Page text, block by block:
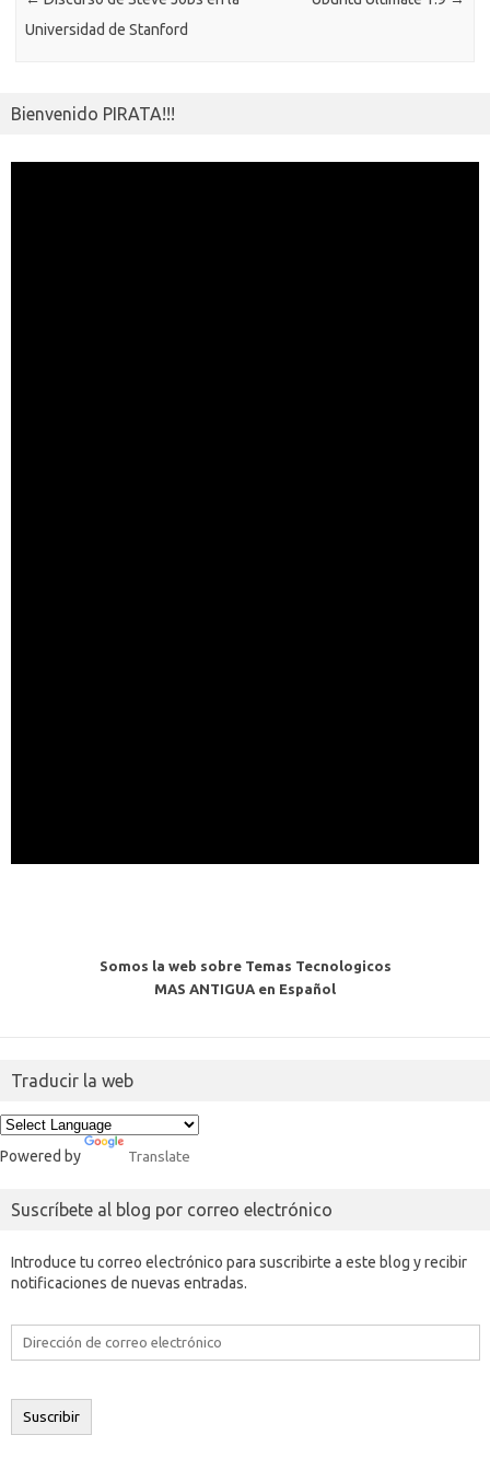
i
r
Universidad de Stanford
Bienvenido PIRATA!!!
Somos la web sobre Temas Tecnologicos
MAS ANTIGUA en Español
Traducir la web
Powered by Translate
Suscríbete al blog por correo electrónico
Introduce tu correo electrónico para suscribirte a este blog y recibir
notificaciones de nuevas entradas.
Dirección
electrónico
Suscribir